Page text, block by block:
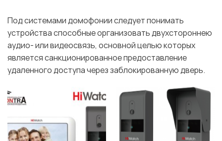
Под системами домофонии следует понимать
устройства способные организовать двухстороннею
аудио- или видеосвязь, основной целью которых
является санкционированное предоставление
удаленного доступа через заблокированную дверь.